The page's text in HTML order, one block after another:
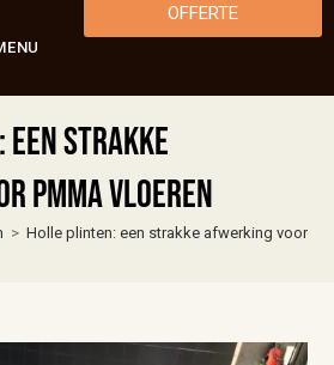
OFFERTE
strakke
PMMA vloeren
> Holle plinten: een strakke afwerking voor